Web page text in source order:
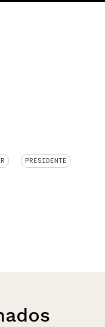
PRESIDENTE